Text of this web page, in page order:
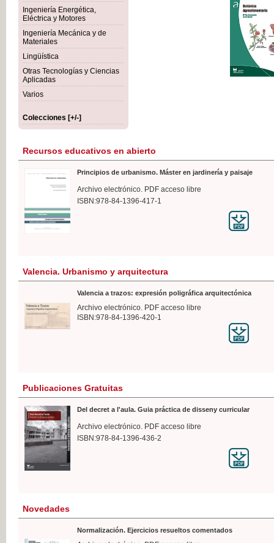
Ingeniería Energética,
Eléctrica y Motores
Ingeniería Mecánica y de
Materiales
Lingüística
Otras Tecnologías y Ciencias
Aplicadas
Varios
Colecciones [+/-]
IVA
Recursos educativos en abierto
Principios de urbanismo. Máster en jardinería y paisaje
Archivo electrónico. PDF acceso libre
ISBN:978-84-1396-417-1
Valencia. Urbanismo y arquitectura
Valencia a trazos: expresión poligráfica arquitectónica
Archivo electrónico. PDF acceso libre
ISBN:978-84-1396-420-1
Publicaciones Gratuitas
Del decret a l'aula. Guia práctica de disseny curricular
Archivo electrónico. PDF acceso libre
ISBN:978-84-1396-436-2
Novedades
Normalización. Ejercicios resueltos comentados